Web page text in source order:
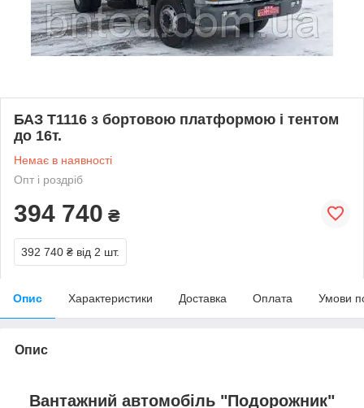
БАЗ Т1116 з бортовою платформою і тентом
до 16т.
Немає в наявності
Опт і роздріб
394 740 ₴
392 740 ₴ від 2 шт.
Опис Характеристики Доставка Оплата Умови
Опис
Вантажний автомобіль "Подорожник"